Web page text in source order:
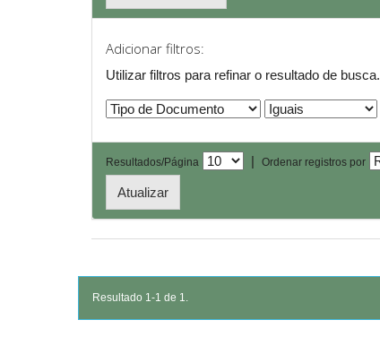
Adicionar filtros:
Utilizar filtros para refinar o resultado de busca.
Resultados/Página | Ordenar registros por
Resultado 1-1 de 1.